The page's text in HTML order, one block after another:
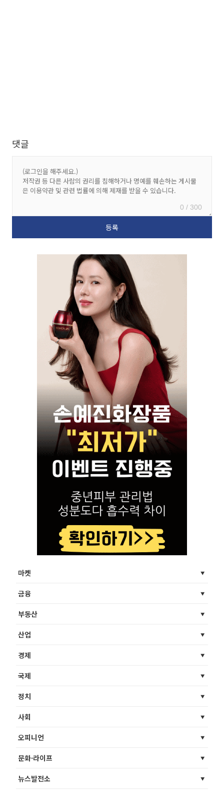
댓글
0 / 300
마켓
금융
부동산
산업
경제
국제
정치
사회
오피니언
문화·라이프
뉴스발전소